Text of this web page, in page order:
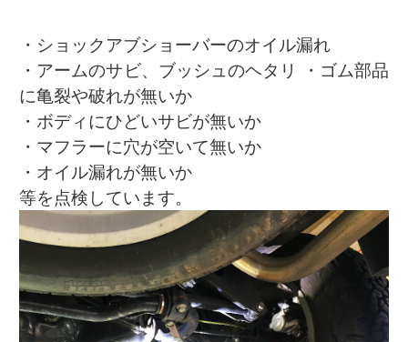
・ショックアブショーバーのオイル漏れ
・アームのサビ、ブッシュのヘタリ ・ゴム部品
に亀裂や破れが無いか
・ボディにひどいサビが無いか
・マフラーに穴が空いて無いか
・オイル漏れが無いか
等を点検しています。